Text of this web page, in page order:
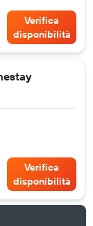
Verifica
disponibilità
Verifica
disponibilità